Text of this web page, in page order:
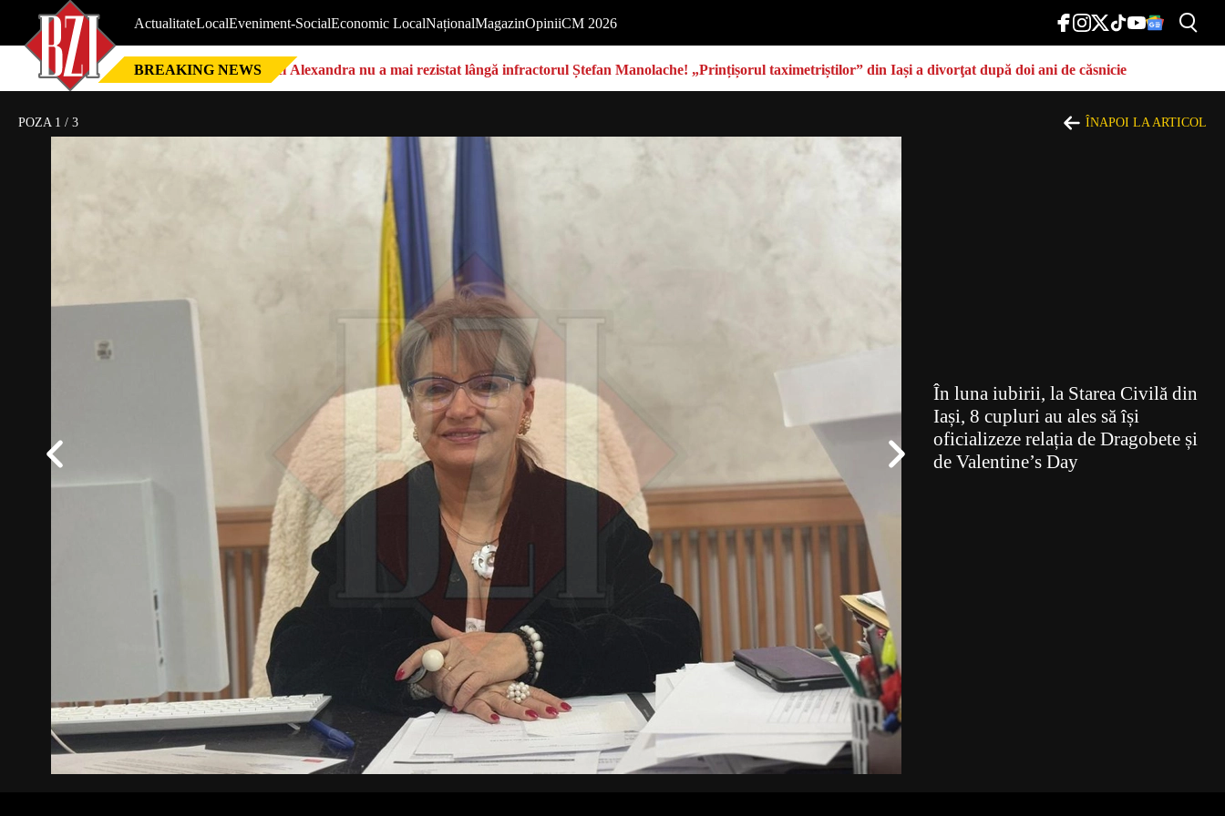
ActualitateLocalEveniment-SocialEconomic LocalNaționalMagazinOpiniiCM 2026
BREAKING NEWS Nici Alexandra nu a mai rezistat lângă infractorul Ștefan Manolache! „Prințișorul taximetriștilor” din Iași a divorţat după doi ani de căsnicie
POZA 1 / 3 ÎNAPOI LA ARTICOL
În luna iubirii, la Starea Civilă din
Iași, 8 cupluri au ales să își
oficializeze relația de Dragobete și
de Valentine’s Day